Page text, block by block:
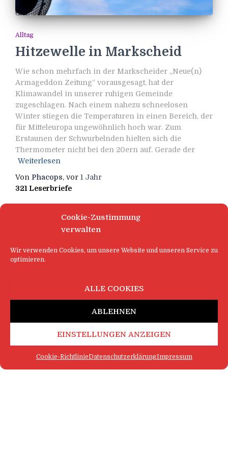
Cookie-Zustimmung
verwalten
Wir verwenden Cookies, um unsere Website und unseren Service zu
optimieren.
ALLE COOKIES
ABLEHNEN
EINSTELLUNGEN ANZEIGEN
Cookie-RichtlinieDatenschutzerklärungImpressum
Alltag
Hitzewelle in Markscheid
Wie schon mehrfach in der Markscheider „Neue(n)
Armageddon Zeitung“ vorausgesagt, hat der
Klimawandel in unserer ruhigen Gemeinde
zugeschlagen. Nach einem nahezu schneelosen
Winter stiegen die Temperaturen in einen Bereich, der
für Mitteleuropa ungewöhnlich hoch war. Zum
Erstaunen der Schwurbelnden hielten sich die
Thermometer nicht bei den 20ern auf. Gerade der
Weiterlesen
Von Phacops, vor 1 Jahr
321 Leserbriefe